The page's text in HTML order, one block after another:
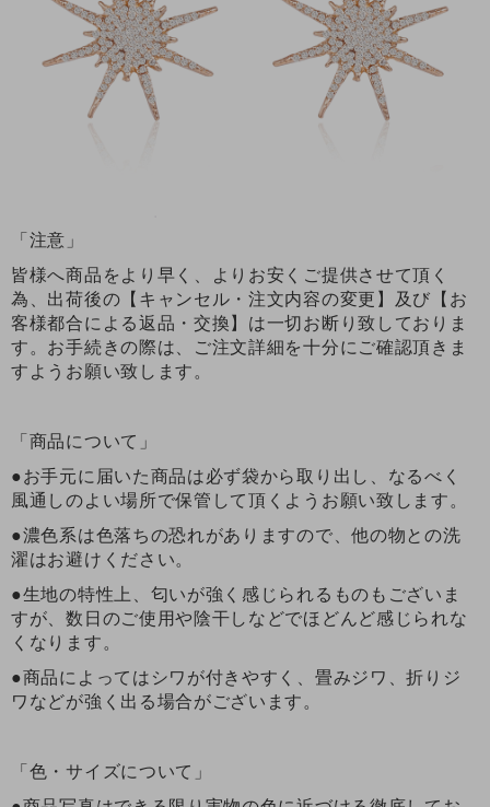
「注意」
皆様へ商品をより早く、よりお安くご提供させて頂く
為、出荷後の【キャンセル・注文内容の変更】及び【お
客様都合による返品・交換】は一切お断り致しておりま
す。お手続きの際は、ご注文詳細を十分にご確認頂きま
すようお願い致します。
「商品について」
●お手元に届いた商品は必ず袋から取り出し、なるべく
風通しのよい場所で保管して頂くようお願い致します。
●濃色系は色落ちの恐れがありますので、他の物との洗
濯はお避けください。
●生地の特性上、匂いが強く感じられるものもございま
すが、数日のご使用や陰干しなどでほどんど感じられな
くなります。
●商品によってはシワが付きやすく、畳みジワ、折りジ
ワなどが強く出る場合がございます。
「色・サイズについて」